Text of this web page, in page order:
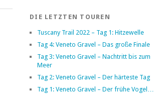
DIE LETZTEN TOUREN
Tuscany Trail 2022 – Tag 1: Hitzewelle
Tag 4: Veneto Gravel – Das große Finale
Tag 3: Veneto Gravel – Nachtritt bis zum
Meer
Tag 2: Veneto Gravel – Der härteste Tag
Tag 1: Veneto Gravel – Der frühe Vogel…